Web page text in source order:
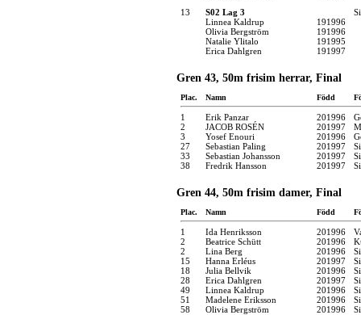
13
S02 Lag 3
Linnea Kaldrup
191996
Olivia Bergström
191996
Natalie Ylitalo
191995
Erica Dahlgren
191997
Gren 43, 50m frisim herrar, Final
Plac. Namn Född
1 Erik Panzar 201996
2
JACOB ROSÉN 201997
3
Yosef Enouri 201996
27
Sebastian Paling 201997
33
Sebastian Johansson 201997
38
Fredrik Hansson 201997
Gren 44, 50m frisim damer, Final
Plac. Namn Född
1 Ida Henriksson 201996
2
Beatrice Schütt 201996
2
Lina Berg 201996
15
Hanna Erléus 201997
18
Julia Bellvik 201996
28
Erica Dahlgren 201997
49
Linnea Kaldrup 201996
51
Madelene Eriksson 201996
58
Olivia Bergström 201996